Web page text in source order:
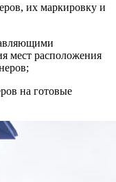
их маркировку и
мест расположения
на готовые